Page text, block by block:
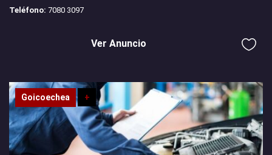
Teléfono: 7080 3097
Ver Anuncio
Goicoechea +